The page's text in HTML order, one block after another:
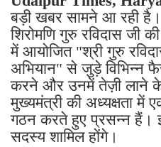
बड़ी खबर सामने आ रही है।
शिरोमणि गुरु रविदास जी
में आयोजित "श्री गुरु
अभियान" से जुड़े विभिन्न
करने और उनमें तेज़ी लाने के
मुख्यमंत्री की अध्यक्षता में
गठन करते हुए प्रसन्न हैं।
सदस्य शामिल होंगे।